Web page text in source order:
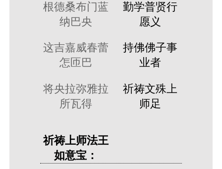
根德桑布门蓝
纳巴央
勤学普贤行
愿义
这吉嘉威春蕾
怎匝巴
持佛佛子事
业者
将央拉弥雅拉
所瓦得
祈祷文殊上
师足
祈祷上师法王
如意宝：